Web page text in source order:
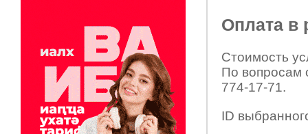
Оплата в
Стоимость
По вопросам
774-17-71.
ID